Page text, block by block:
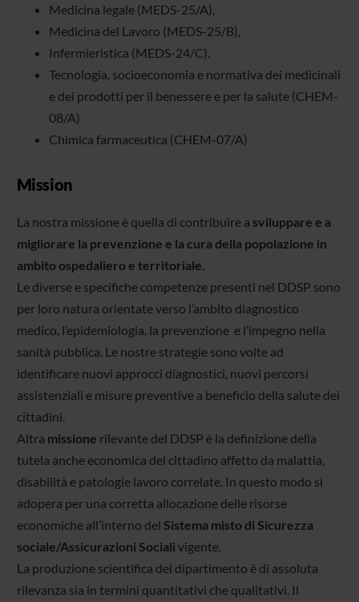
Medicina legale (MEDS-25/A),
Medicina del Lavoro (MEDS-25/B),
Infermieristica (MEDS-24/C).
Tecnologia, socioeconomia e normativa dei medicinali
e dei prodotti per il benessere e per la salute (CHEM-
08/A)
Chimica farmaceutica (CHEM-07/A)
Mission
La nostra missione è quella di contribuire a sviluppare e a
migliorare la prevenzione e la cura della popolazione in
ambito ospedaliero e territoriale.
Le diverse e specifiche competenze presenti nel DDSP sono
per loro natura orientate verso l’ambito diagnostico
medico, l’epidemiologia, la prevenzione e l’impegno nella
sanità pubblica. Le nostre strategie sono volte ad
identificare nuovi approcci diagnostici, nuovi percorsi
assistenziali e misure preventive a beneficio della salute dei
cittadini.
Altra missione rilevante del DDSP è la definizione della
tutela anche economica del cittadino affetto da malattia,
disabilità e patologie lavoro correlate. In questo modo si
adopera per una corretta allocazione delle risorse
economiche all’interno del Sistema misto di Sicurezza
sociale/Assicurazioni Sociali vigente.
La produzione scientifica del dipartimento è di assoluta
rilevanza sia in termini quantitativi che qualitativi. Il